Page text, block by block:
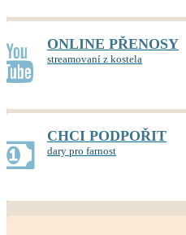
ONLINE PŘENOSY
streamovaní z kostela
CHCI PODPOŘIT
dary pro farnost